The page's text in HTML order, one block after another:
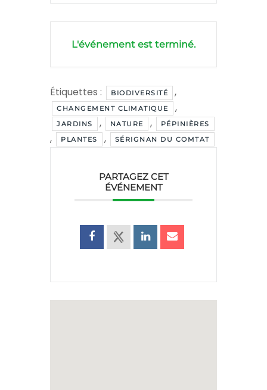
L'événement est terminé.
Étiquettes : BIODIVERSITÉ ,
CHANGEMENT CLIMATIQUE ,
JARDINS , NATURE , PÉPINIÈRES
, PLANTES , SÉRIGNAN DU COMTAT
PARTAGEZ CET
ÉVÉNEMENT